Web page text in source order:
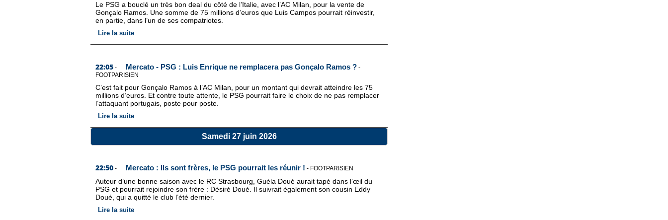
Le PSG a bouclé un très bon deal du côté de l’Italie, avec l’AC Milan, pour la vente de
Gonçalo Ramos. Une somme de 75 millions d’euros que Luis Campos pourrait réinvestir,
en partie, dans l’un de ses compatriotes.
Lire la suite
22:05 - Mercato - PSG : Luis Enrique ne remplacera pas Gonçalo Ramos ? -
FOOTPARISIEN
C’est fait pour Gonçalo Ramos à l’AC Milan, pour un montant qui devrait atteindre les 75
millions d’euros. Et contre toute attente, le PSG pourrait faire le choix de ne pas remplacer
l’attaquant portugais, poste pour poste.
Lire la suite
Samedi 27 juin 2026
22:50 - Mercato : Ils sont frères, le PSG pourrait les réunir ! - FOOTPARISIEN
Auteur d’une bonne saison avec le RC Strasbourg, Guéla Doué aurait tapé dans l’œil du
PSG et pourrait rejoindre son frère : Désiré Doué. Il suivrait également son cousin Eddy
Doué, qui a quitté le club l’été dernier.
Lire la suite